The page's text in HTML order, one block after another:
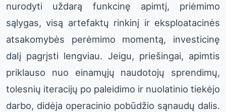
nurodyti uždarą funkcinę apimtį, priėmimo
sąlygas, visą artefaktų rinkinį ir eksploatacinės
atsakomybės perėmimo momentą, investicinę
dalį pagrįsti lengviau. Jeigu, priešingai, apimtis
priklauso nuo einamųjų naudotojų sprendimų,
tolesnių iteracijų po paleidimo ir nuolatinio tiekėjo
darbo, didėja operacinio pobūdžio sąnaudų dalis.